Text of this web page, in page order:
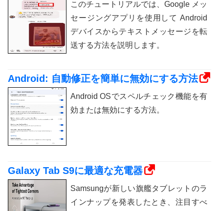
このチュートリアルでは、Google メッ
セージングアプリを使用して Android
デバイスからテキストメッセージを転
送する方法を説明します。
Android: 自動修正を簡単に無効にする方法
Android OSでスペルチェック機能を有
効または無効にする方法。
Galaxy Tab S9に最適な充電器
Samsungが新しい旗艦タブレットのラ
インナップを発表したとき、注目すべ